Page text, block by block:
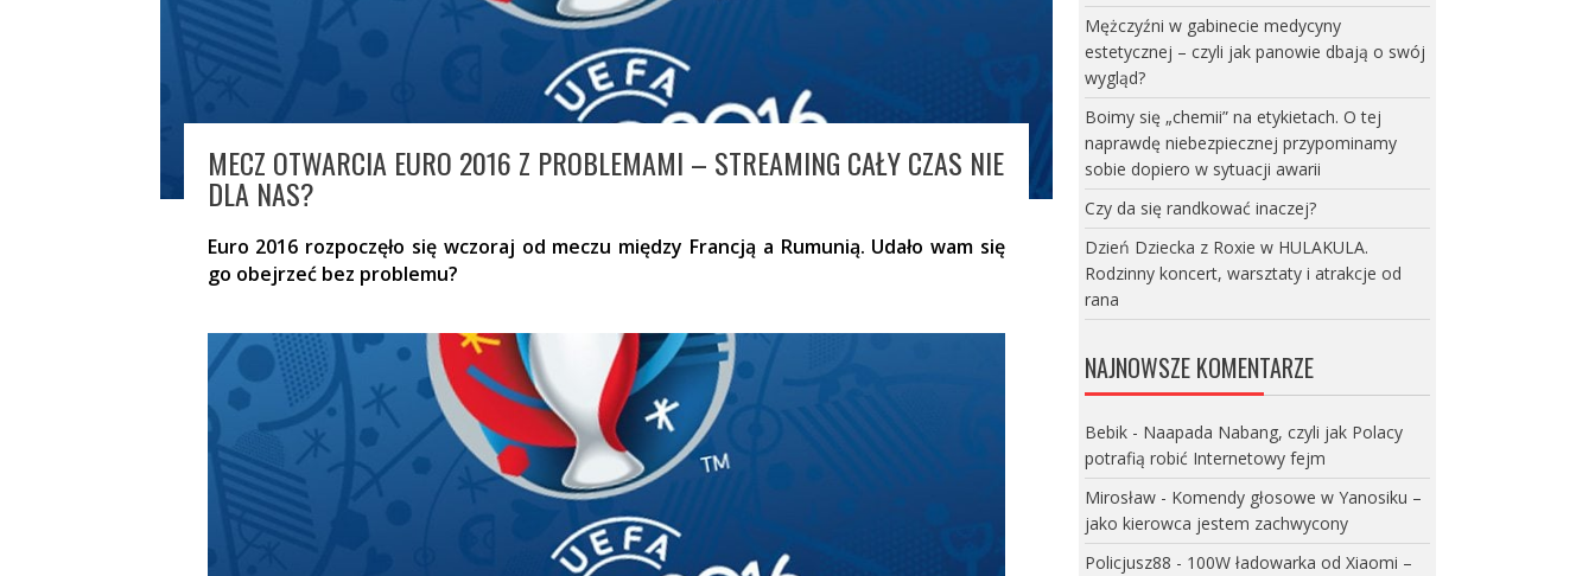
MECZ OTWARCIA EURO 2016 Z PROBLEMAMI – STREAMING CAŁY CZAS NIE
DLA NAS?
Euro 2016 rozpoczęło się wczoraj od meczu między Francją a Rumunią. Udało wam się
go obejrzeć bez problemu?
Mężczyźni w gabinecie medycyny
estetycznej – czyli jak panowie dbają o swój
wygląd?
Boimy się „chemii” na etykietach. O tej
naprawdę niebezpiecznej przypominamy
sobie dopiero w sytuacji awarii
Czy da się randkować inaczej?
Dzień Dziecka z Roxie w HULAKULA.
Rodzinny koncert, warsztaty i atrakcje od
rana
NAJNOWSZE KOMENTARZE
Bebik- Naapada Nabang, czyli jak Polacy
potrafią robić Internetowy fejm
Mirosław- Komendy głosowe w Yanosiku –
jako kierowca jestem zachwycony
Policjusz88 - 100W ładowarka od Xiaomi –